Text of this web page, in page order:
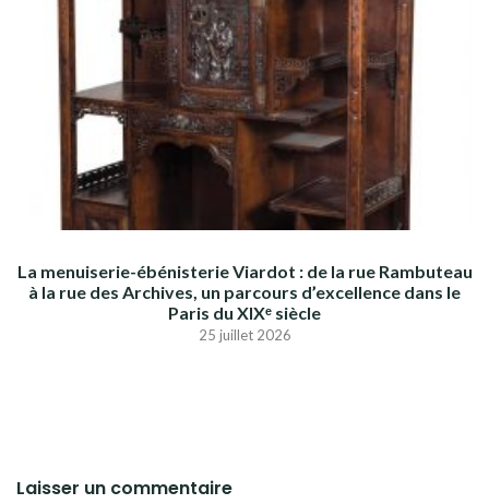
La menuiserie-ébénisterie Viardot : de la rue Rambuteau
à la rue des Archives, un parcours d’excellence dans le
Paris du XIXᵉ siècle
25 juillet 2026
Laisser un commentaire